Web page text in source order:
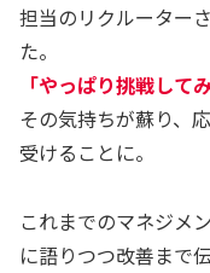
担当のリクルーター
た。
「やっぱり挑戦して
その気持ちが蘇り、
受けることに。
これまでのマネジメ
に語りつつ改善まで伝